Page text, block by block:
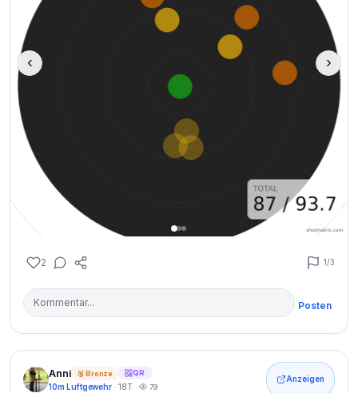
‹ ›
2 1/3
Posten
Anni 🥉 Bronze QR
10m Luftgewehr · 18T · 79
Anzeigen